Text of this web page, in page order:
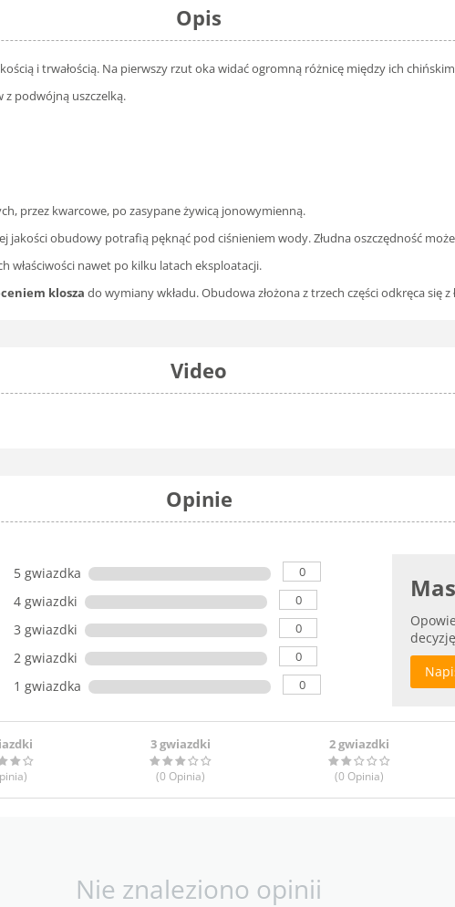
Opis
i trwałością. Na pierwszy rzut oka widać ogromną różnicę między ich
z podwójną uszczelką.
przez kwarcowe, po zasypane żywicą jonowymienną.
jakości obudowy potrafią pęknąć pod ciśnieniem wody. Złudna oszczędność
właściwości nawet po kilku latach eksploatacji.
klosza do wymiany wkładu. Obudowa złożona z trzech części odkręca się
Video
Opinie
5 gwiazdka 0
4 gwiazdki 0
3 gwiazdki 0
2 gwiazdki 0
1 gwiazdka 0
decyzję
)
3 gwiazdki
(0 Opinia)
2 gwiazdki
(0 Opinia)
Nie znaleziono opinii